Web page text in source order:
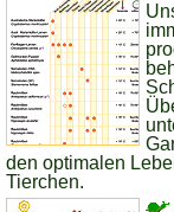
den optimalen
Tierchen.